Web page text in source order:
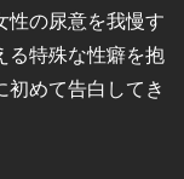
性の尿意を我慢す
る特殊な性癖を抱
初めて告白してき